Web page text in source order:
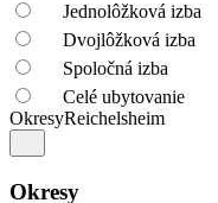
Jednolôžková izba
Dvojlôžková izba
Spoločná izba
Celé ubytovanie
OkresyReichelsheim
Okresy